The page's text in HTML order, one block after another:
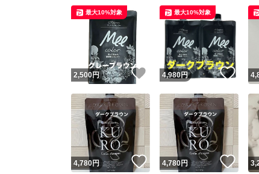
2,500円 いいね！
最大10%対象
4,980円 い
最大10%対象
4,780円 いいね！
4,780円 いい